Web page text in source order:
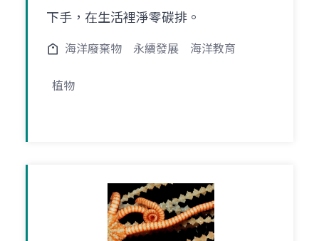
下手，在生活裡淨零碳排。
海洋廢棄物 永續發展 海洋教育
植物